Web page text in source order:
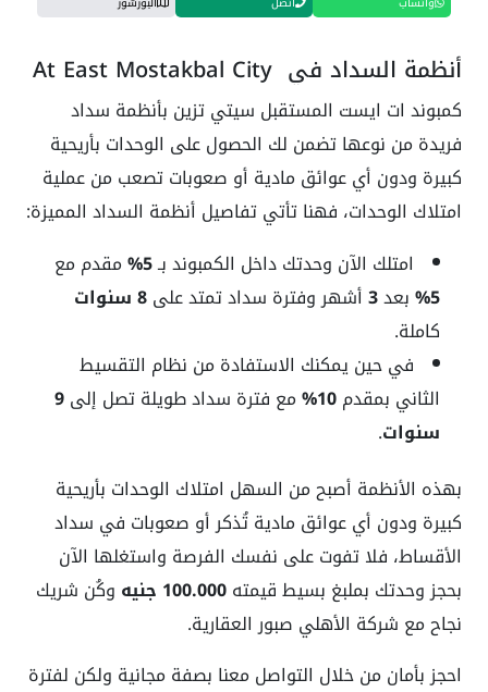
أنظمة السداد في At East Mostakbal City
كمبوند ات ايست المستقبل سيتي تزين بأنظمة سداد
فريدة من نوعها تضمن لك الحصول على الوحدات بأريحية
كبيرة ودون أي عوائق مادية أو صعوبات تصعب من عملية
امتلاك الوحدات، فهنا تأتي تفاصيل أنظمة السداد المميزة:
امتلك الآن وحدتك داخل الكمبوند بـ5%
مقدم مع
5%
بعد3أشهر وفترة سداد تمتد على8 سنوات
كاملة.
في حين يمكنك الاستفادة من نظام التقسيط
الثاني بمقدم10% مع فترة سداد طويلة تصل إلى9
سنوات.
بهذه الأنظمة أصبح من السهل امتلاك الوحدات بأريحية
كبيرة ودون أي عوائق مادية تُذكر أو صعوبات في سداد
الأقساط، فلا تفوت على نفسك الفرصة واستغلها الآن
بحجز وحدتك بملبغ بسيط قيمته100.000 جنيه
وكُن شريك
نجاح مع شركة الأهلي صبور العقارية.
احجز بأمان من خلال التواصل معنا بصفة مجانية ولكن لفترة